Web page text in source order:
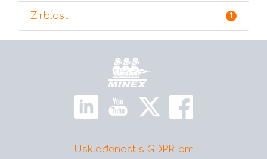
Zirblast 1
Usklađenost s GDPR-om